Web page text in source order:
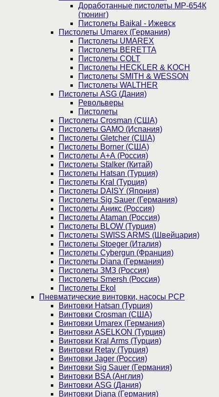
Доработанные пистолеты МР-654К
(тюнинг)
Пистолеты Baikal - Ижевск
Пистолеты Umarex (Германия)
Пистолеты UMAREX
Пистолеты BERETTA
Пистолеты COLT
Пистолеты HECKLER & KOCH
Пистолеты SMITH & WESSON
Пистолеты WALTHER
Пистолеты ASG (Дания)
Револьверы
Пистолеты
Пистолеты Crosman (США)
Пистолеты GAMO (Испания)
Пистолеты Gletcher (США)
Пистолеты Borner (США)
Пистолеты А+А (Россия)
Пистолеты Stalker (Китай)
Пистолеты Hatsan (Турция)
Пистолеты Kral (Турция)
Пистолеты DAISY (Япония)
Пистолеты Sig Sauer (Германия)
Пистолеты Аникс (Россия)
Пистолеты Ataman (Россия)
Пистолеты BLOW (Турция)
Пистолеты SWISS ARMS (Швейцария)
Пистолеты Stoeger (Италия)
Пистолеты Cybergun (Франция)
Пистолеты Diana (Германия)
Пистолеты ЗМЗ (Россия)
Пистолеты Smersh (Россия)
Пистолеты Ekol
Пневматические винтовки, насосы PCP
Винтовки Hatsan (Турция)
Винтовки Crosman (США)
Винтовки Umarex (Германия)
Винтовки ASELKON (Турция)
Винтовки Kral Arms (Турция)
Винтовки Retay (Турция)
Винтовки Jager (Россия)
Винтовки Sig Sauer (Германия)
Винтовки BSA (Англия)
Винтовки ASG (Дания)
Винтовки Diana (Германия)